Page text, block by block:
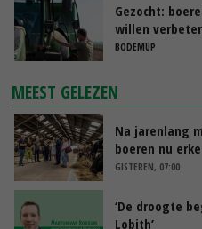
Gezocht:
willen
BODEMUP
MEEST GELEZEN
Na jarenlang
boeren nu
GISTEREN, 07:00
‘De droogte
Lobith’